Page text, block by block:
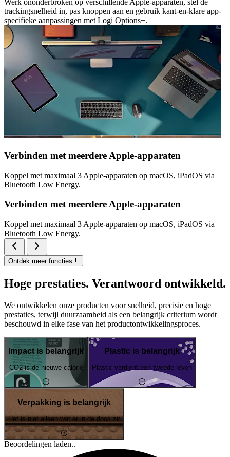
Werk ononderbroken op verschillende Apple-apparaten, stel de
trackingsnelheid in, pas knoppen aan en gebruik kant-en-klare app-
specifieke aanpassingen met Logi Options+.
Verbinden met meerdere Apple-apparaten
Koppel met maximaal 3 Apple-apparaten op macOS, iPadOS via
Bluetooth Low Energy.
Verbinden met meerdere Apple-apparaten
Koppel met maximaal 3 Apple-apparaten op macOS, iPadOS via
Bluetooth Low Energy.
Ontdek meer functies
Hoge prestaties. Verantwoord ontwikkeld.
We ontwikkelen onze producten voor snelheid, precisie en hoge
prestaties, terwijl duurzaamheid als een belangrijk criterium wordt
beschouwd in elke fase van het productontwikkelingsproces.
Impact is belangrijk
CO2 is de nieuwe calorie
Plastic is belangrijk
Plastic verdient een tweede leven
Verpakking is belangrijk
Het is niet alleen wat er in de doos zit
Beoordelingen laden..